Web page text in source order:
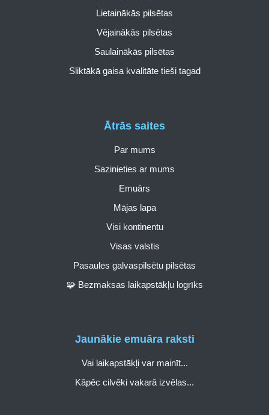
Ātrās saites
Par mums
Sazinieties ar mums
Emuārs
Mājas lapa
Visi kontinentu
Visas valstis
Pasaules galvaspilsētu pilsētas
🧩 Bezmaksas laikapstākļu logrīks
Lietainākās pilsētas
Vējainākās pilsētas
Saulainākās pilsētas
Sliktākā gaisa kvalitāte tieši tagad
Jaunākie emuāra raksti
Vai laikapstākļi var mainīt...
Kāpēc cilvēki vakarā izvēlas...